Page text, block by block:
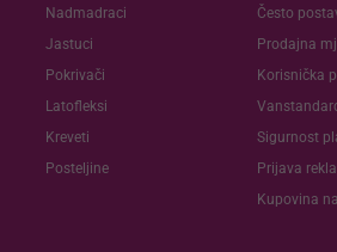
Nadmadraci
Jastuci
Pokrivači
Latofleksi
Kreveti
Posteljine
Često
Prodajna
Korisnička
Sigurnost
Prijava
Kupovina